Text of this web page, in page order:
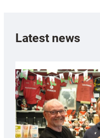
Latest news